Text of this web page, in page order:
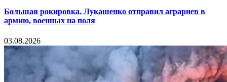
Большая рокировка. Лукашенко отправил аграриев в
армию, военных на поля
03.08.2026